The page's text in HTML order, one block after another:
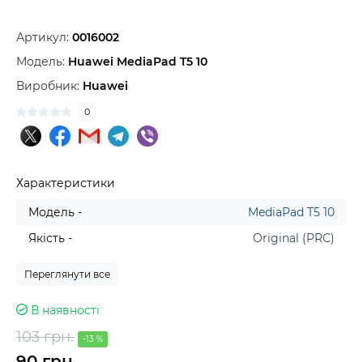
Артикул: 0016002
Модель: Huawei MediaPad T5 10
Виробник: Huawei
0
Характеристики
Модель -
MediaPad T5 10
Якість -
Original (PRC)
Переглянути все
В наявності
103 грн. -13 %